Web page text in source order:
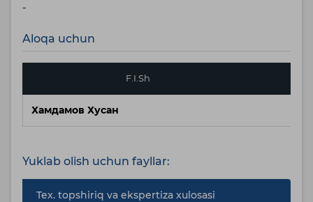
-
Aloqa uchun
F.I.Sh
Хамдамов Хусан
Yuklab olish uchun fayllar:
Tex. topshiriq va ekspertiza xulosasi